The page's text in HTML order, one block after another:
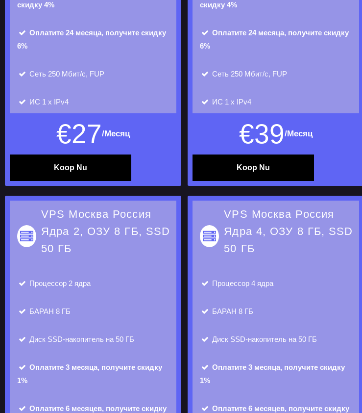
скидку 4%
Оплатите 24 месяца, получите скидку
6%
Сеть 250 Мбит/с, FUP
ИС 1 х IPv4
€27/Месяц
Koop Nu
скидку 4%
Оплатите 24 месяца, получите скидку
6%
Сеть 250 Мбит/с, FUP
ИС 1 х IPv4
€39/Месяц
Koop Nu
VPS Москва Россия
Ядра 2, ОЗУ 8 ГБ, SSD
50 ГБ
Процессор 2 ядра
БАРАН 8 ГБ
Диск SSD-накопитель на 50 ГБ
Оплатите 3 месяца, получите скидку
1%
Оплатите 6 месяцев, получите скидку
VPS Москва Россия
Ядра 4, ОЗУ 8 ГБ, SSD
50 ГБ
Процессор4 ядра
БАРАН8 ГБ
Диск SSD-накопитель на 50 ГБ
Оплатите 3 месяца, получите скидку
1%
Оплатите 6 месяцев, получите скидку